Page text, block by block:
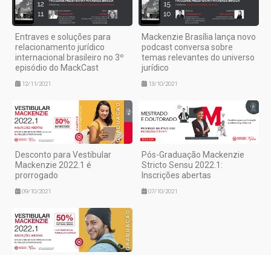
Entraves e soluções para
relacionamento jurídico
internacional brasileiro no 3º
episódio do MackCast
12/11/2021
Mackenzie Brasília lança novo
podcast conversa sobre
temas relevantes do universo
jurídico
13/10/2021
Desconto para Vestibular
Mackenzie 2022.1 é
prorrogado
09/10/2021
Pós-Graduação Mackenzie
Stricto Sensu 2022.1:
Inscrições abertas
07/10/2021